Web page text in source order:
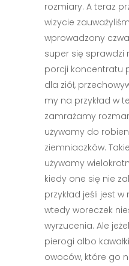
rozmiary. A teraz
wizycie
wprowadzony
super się sprawdzi
porcji koncentratu
dla ziół,
my na przykład w
zamrażamy
używamy do
ziemniaczków.
używamy
kiedy one się nie
przykład jeśli jest w
wtedy woreczek
wyrzucenia. Ale
pierogi albo
owoców, które go